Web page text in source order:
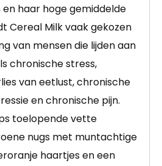
haar hoge gemiddelde
Cereal Milk vaak gekozen
van mensen die lijden aan
chronische stress,
van eetlust, chronische
en chronische pijn.
toelopende vette
nugs met muntachtige
haartjes en een